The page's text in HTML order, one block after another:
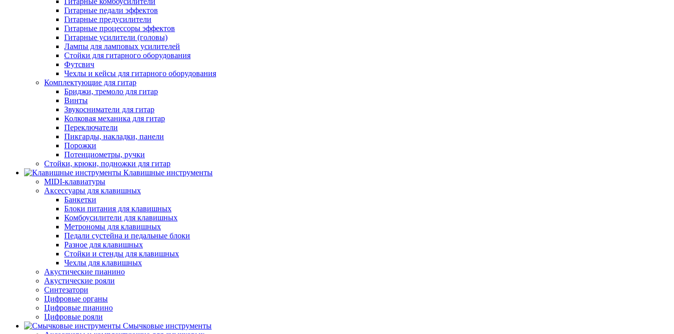
Гитарные педали эффектов
Гитарные предусилители
Гитарные процессоры эффектов
Гитарные усилители (головы)
Лампы для ламповых усилителей
Стойки для гитарного оборудования
Футсвич
Чехлы и кейсы для гитарного оборудования
Комплектующие для гитар
Бриджи, тремоло для гитар
Винты
Звукосниматели для гитар
Колковая механика для гитар
Переключатели
Пикгарды, накладки, панели
Порожки
Потенциометры, ручки
Стойки, крюки, подножки для гитар
Клавишные инструменты
MIDI-клавиатуры
Аксессуары для клавишных
Банкетки
Блоки питания для клавишных
Комбоусилители для клавишных
Метрономы для клавишных
Педали сустейна и педальные блоки
Разное для клавишных
Стойки и стенды для клавишных
Чехлы для клавишных
Акустические пианино
Акустические рояли
Синтезатори
Цифровые органы
Цифровые пианино
Цифровые рояли
Смычковые инструменты